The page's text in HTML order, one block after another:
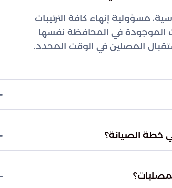
مسؤولية إنهاء كافة الترتيبات
الموجودة في المحافظة نفسها
المصلين في الوقت المحدد.
من أداء شعائر العيد في أجواء
والصيانة الفنية والكهربائية
والحركة المرورية.